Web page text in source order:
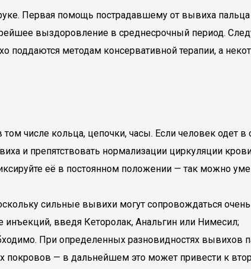
Первая помощь пострадавшему от вывиха пальца
выздоровление в среднесрочный период.
методам консервативной терапии, а
числе кольца, цепочки, часы. Если человек одет
и препятствовать нормализации циркуляции
её в постоянном положении — так можно
сильные вывихи могут сопровождаться
введя Кеторолак, Анальгин или Нимесил;
При определенных разновидностях
покровов — в дальнейшем это может привести к